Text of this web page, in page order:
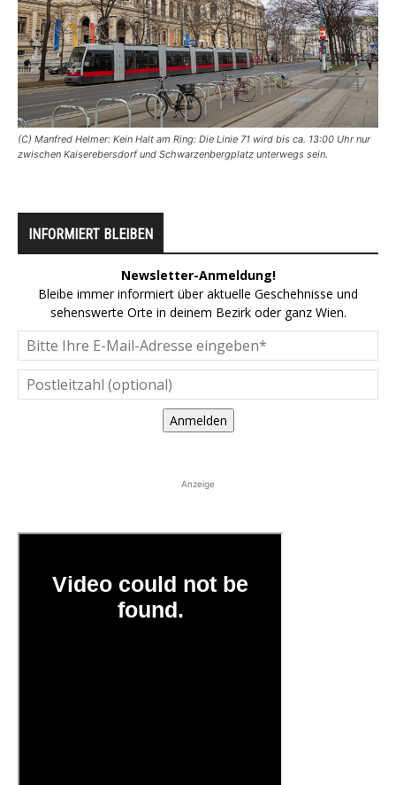
(C) Manfred Helmer: Kein Halt am Ring: Die Linie 71 wird bis ca. 13:00 Uhr nur
zwischen Kaiserebersdorf und Schwarzenbergplatz unterwegs sein.
INFORMIERT BLEIBEN
Newsletter-Anmeldung!
Bleibe immer informiert über aktuelle Geschehnisse und
sehenswerte Orte in deinem Bezirk oder ganz Wien.
Anmelden
Anzeige